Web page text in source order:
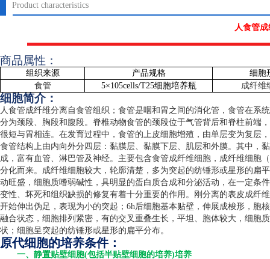
Product characteristics
人食管
商品属性：
组织来源 产品规格
细胞
食管
5×105cells/T25细胞培养瓶 成纤维
细胞简介：
人食管成纤维分离自食管组织；食管是咽和胃之间的消化管，食管在系
分为颈段、胸段和腹段。脊椎动物食管的颈段位于气管背后和脊柱前端
很短与胃相连。在发育过程中，食管的上皮细胞增殖，由单层变为复层
食管结构上由内向外分四层：黏膜层、黏膜下层、肌层和外膜。其中，
成，富有血管、淋巴管及神经。主要包含食管成纤维细胞，成纤维细胞（
分化而来。成纤维细胞较大，轮廓清楚，多为突起的纺锤形或星形的扁
动旺盛，细胞质嗜弱碱性，具明显的蛋白质合成和分泌活动，在一定条
变性、坏死和组织缺损的修复有着十分重要的作用。刚分离的表皮成纤
开始伸出伪足，表现为小的突起； 6h后细胞基本贴壁，伸展成梭形，胞
融合状态，细胞排列紧密，有的交叉重叠生长，平坦、胞体较大，细胞
状；细胞呈突起的纺锤形或星形的扁平分布。
原代细胞的培养条件：
一、静置贴壁细胞(包括半贴壁细胞的培养)培养